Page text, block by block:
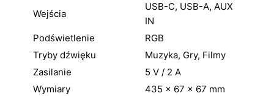
Wejścia
USB-C, USB-A, AUX
IN
Podświetlenie
RGB
Tryby dźwięku
Muzyka, Gry, Filmy
Zasilanie
5 V / 2 A
Wymiary
435 × 67 × 67 mm